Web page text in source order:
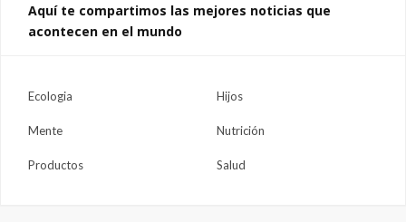
Aquí te compartimos las mejores noticias que
acontecen en el mundo
Ecologia Hijos
Mente Nutrición
Productos Salud